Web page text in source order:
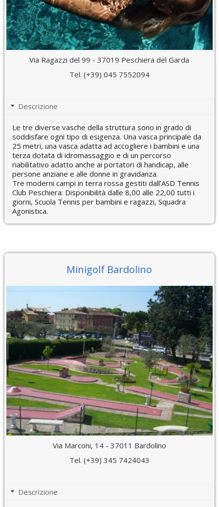
Via Ragazzi del 99 - 37019 Peschiera del Garda
Tel. (+39) 045 7552094
Descrizione
Le tre diverse vasche della struttura sono in grado di
soddisfare ogni tipo di esigenza. Una vasca principale da
25 metri, una vasca adatta ad accogliere i bambini e una
terza dotata di idromassaggio e di un percorso
riabilitativo adatto anche ai portatori di handicap, alle
persone anziane e alle donne in gravidanza.
Tre moderni campi in terra rossa gestiti dall’ASD Tennis
Club Peschiera: Disponibilità dalle 8,00 alle 22,00 tutti i
giorni, Scuola Tennis per bambini e ragazzi, Squadra
Agonistica.
Minigolf Bardolino
Via Marconi, 14 - 37011 Bardolino
Tel. (+39) 345 7424043
Descrizione